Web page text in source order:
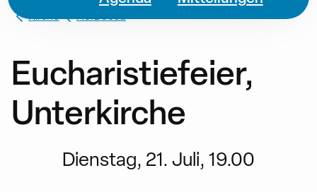
Kirche Herz Jesu
Eucharistiefeier,
Unterkirche
Dienstag, 21. Juli, 19.00